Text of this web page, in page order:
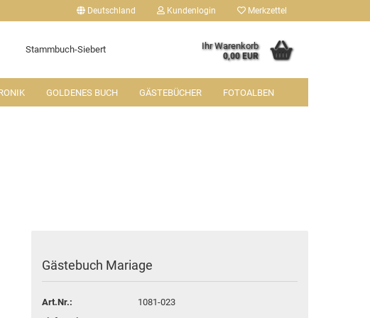
Deutschland Kundenlogin Merkzettel
Stammbuch-Siebert Ihr Warenkorb
0,00 EUR
GOLDENES BUCH GÄSTEBÜCHER FOTOALBEN
Gästebuch Mariage
Art.Nr.:
1081-023